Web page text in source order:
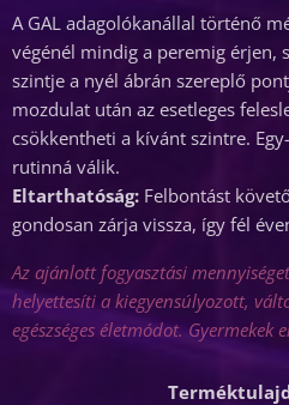
A GAL adagolókanállal történő
végénél mindig a peremig érjen,
szintje a nyél ábrán szereplő
mozdulat után az esetleges
csökkentheti a kívánt szintre.
rutinná válik.
Eltarthatóság: Felbontást
gondosan zárja vissza, így fél
Az ajánlott fogyasztási
helyettesíti a kiegyensúlyozott,
egészséges életmódot. Gyermekek